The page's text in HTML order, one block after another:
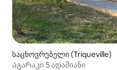
საცხოვრებელი (Triqueville)
Აგარაკი 5 ადამიანი